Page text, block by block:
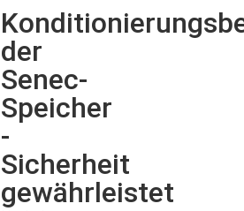
der
Senec-
Speicher
-
Sicherheit
gewährleistet